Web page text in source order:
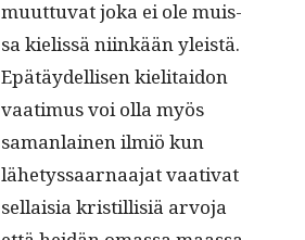
muut­tuvat joka ei ole muis­
sa kielis­sä niinkään yleistä.
Epätäy­del­lisen kieli­taidon
vaa­timus voi olla myös
saman­lainen ilmiö kun
lähetys­saar­naa­jat vaa­ti­vat
sel­l­aisia kris­til­lisiä arvo­ja